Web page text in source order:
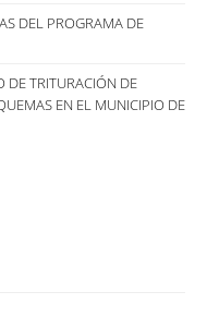
DEL PROGRAMA DE
DE TRITURACIÓN DE
EN EL MUNICIPIO DE